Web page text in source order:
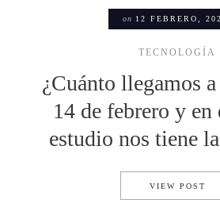
on 12 FEBRERO,
TECNOLOGÍA
¿Cuánto llegamos a
14 de febrero y en
estudio nos tiene
VIEW POST